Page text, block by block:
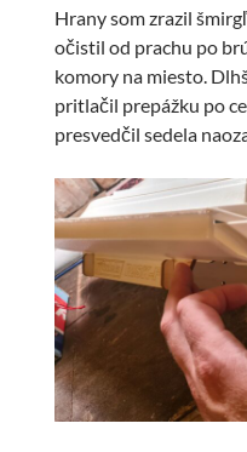
Hrany som zrazil
očistil od prachu po
komory na miesto.
pritlačil prepážku po
presvedčil sedela